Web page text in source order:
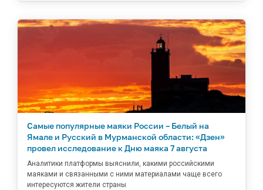
Самые популярные маяки России – Белый на
Ямале и Русский в Мурманской области: «Дзен»
провел исследование к Дню маяка 7 августа
Аналитики платформы выяснили, какими российскими
маяками и связанными с ними материалами чаще всего
интересуются жители страны